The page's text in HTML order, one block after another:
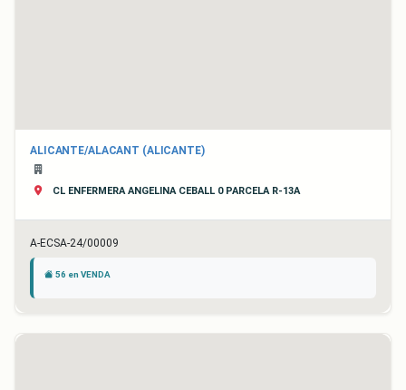
ALICANTE/ALACANT (ALICANTE)
CL ENFERMERA ANGELINA CEBALL 0 PARCELA R-13A
A-ECSA-24/00009
56 en VENDA